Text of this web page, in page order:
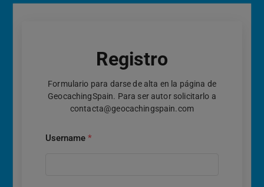
Registro
Formulario para darse de alta en la página de
GeocachingSpain. Para ser autor solicitarlo a
contacta@geocachingspain.com
Username *